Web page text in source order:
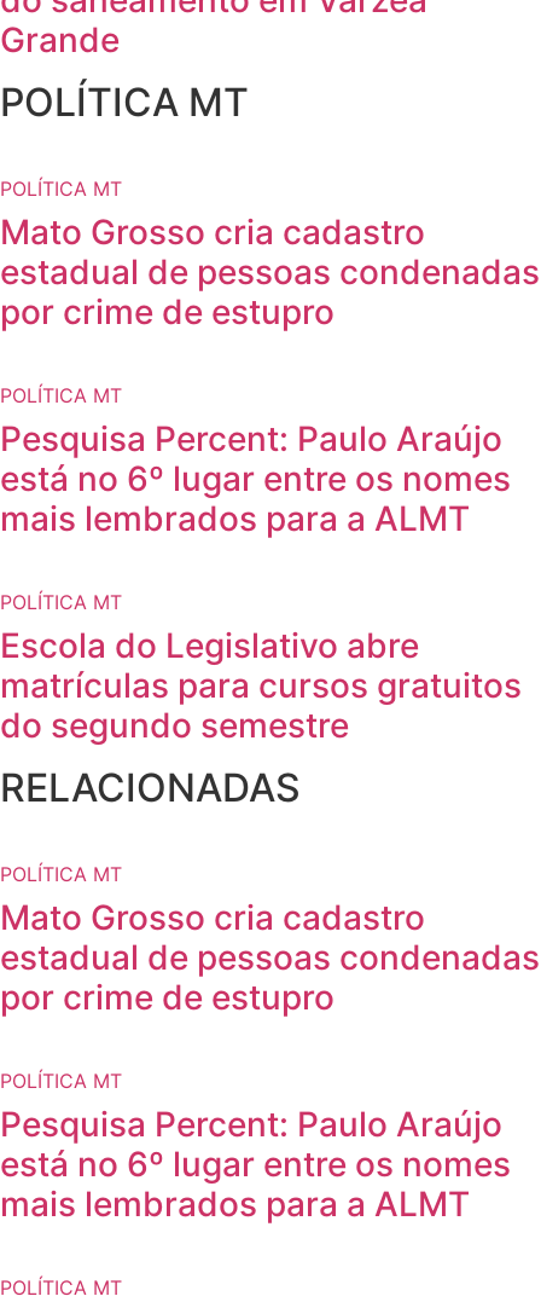
Grande
POLÍTICA MT
POLÍTICA MT
Mato Grosso cria cadastro
estadual de pessoas condenadas
por crime de estupro
POLÍTICA MT
Pesquisa Percent: Paulo Araújo
está no 6º lugar entre os nomes
mais lembrados para a ALMT
POLÍTICA MT
Escola do Legislativo abre
matrículas para cursos gratuitos
do segundo semestre
RELACIONADAS
POLÍTICA MT
Mato Grosso cria cadastro
estadual de pessoas condenadas
por crime de estupro
POLÍTICA MT
Pesquisa Percent: Paulo Araújo
está no 6º lugar entre os nomes
mais lembrados para a ALMT
POLÍTICA MT